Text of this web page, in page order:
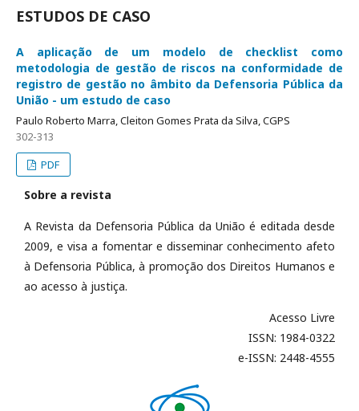
ESTUDOS DE CASO
A aplicação de um modelo de checklist como
metodologia de gestão de riscos na conformidade de
registro de gestão no âmbito da Defensoria Pública da
União - um estudo de caso
Paulo Roberto Marra, Cleiton Gomes Prata da Silva, CGPS
302-313
PDF
Sobre a revista
A Revista da Defensoria Pública da União é editada desde
2009, e visa a fomentar e disseminar conhecimento afeto
à Defensoria Pública, à promoção dos Direitos Humanos e
ao acesso à justiça.
Acesso Livre
ISSN: 1984-0322
e-ISSN: 2448-4555